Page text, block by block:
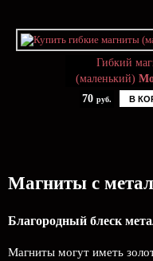
Гибкий
(маленький)
70 руб. В
Магниты с
Благородный блеск
Магниты могут иметь